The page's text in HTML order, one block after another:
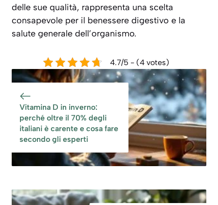
delle sue qualità, rappresenta una scelta
consapevole per il benessere digestivo e la
salute generale dell’organismo.
4.7/5 - (4 votes)
Vitamina D in inverno:
perché oltre il 70% degli
italiani è carente e cosa fare
secondo gli esperti